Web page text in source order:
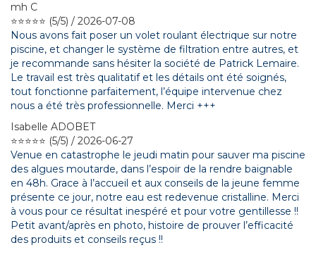
mh C
⭐⭐⭐⭐⭐ (5/5) / 2026-07-08
Nous avons fait poser un volet roulant électrique sur notre
piscine, et changer le système de filtration entre autres, et
je recommande sans hésiter la société de Patrick Lemaire.
Le travail est très qualitatif et les détails ont été soignés,
tout fonctionne parfaitement, l’équipe intervenue chez
nous a été très professionnelle. Merci +++
Isabelle ADOBET
⭐⭐⭐⭐⭐ (5/5) / 2026-06-27
Venue en catastrophe le jeudi matin pour sauver ma piscine
des algues moutarde, dans l’espoir de la rendre baignable
en 48h. Grace à l’accueil et aux conseils de la jeune femme
présente ce jour, notre eau est redevenue cristalline. Merci
à vous pour ce résultat inespéré et pour votre gentillesse !!
Petit avant/après en photo, histoire de prouver l’efficacité
des produits et conseils reçus !!